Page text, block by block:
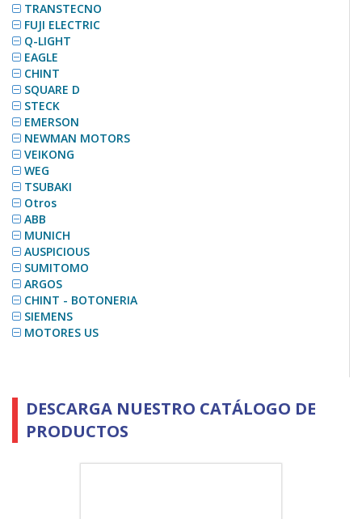
TRANSTECNO
FUJI ELECTRIC
Q-LIGHT
EAGLE
CHINT
SQUARE D
STECK
EMERSON
NEWMAN MOTORS
VEIKONG
WEG
TSUBAKI
Otros
ABB
MUNICH
AUSPICIOUS
SUMITOMO
ARGOS
CHINT - BOTONERIA
SIEMENS
MOTORES US
DESCARGA NUESTRO CATÁLOGO DE
PRODUCTOS